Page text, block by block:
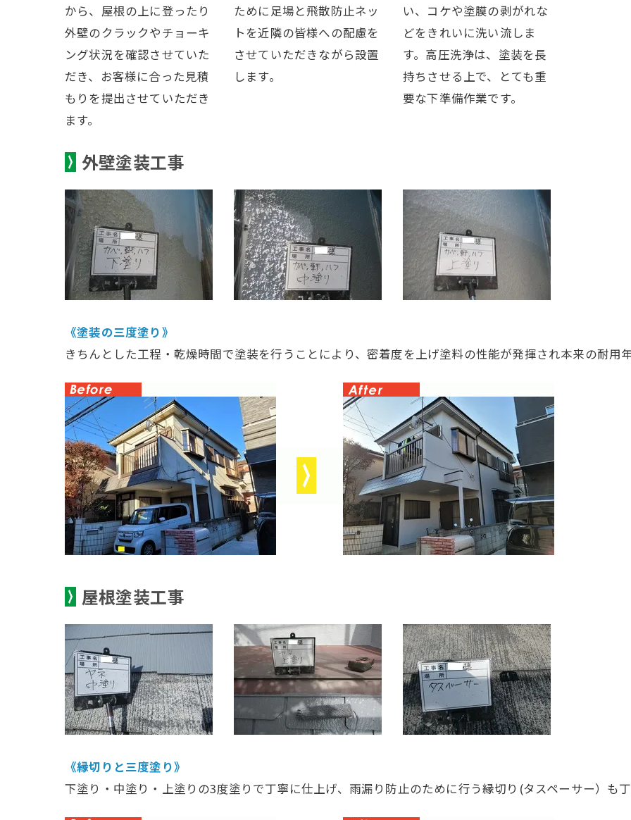
から、屋根の上に登ったり
外壁のクラックやチョーキ
ング状況を確認させていた
だき、お客様に合った見積
もりを提出させていただき
ます。
ために足場と飛散防止ネッ
トを近隣の皆様への配慮を
させていただきながら設置
します。
い、コケや塗膜の剥がれな
どをきれいに洗い流しま
す。高圧洗浄は、塗装を長
持ちさせる上で、とても重
要な下準備作業です。
外壁塗装工事
《塗装の三度塗り》
きちんとした工程・乾燥時間で塗装を行うことにより、密着度を上げ塗料の性能が発揮され本来の耐用
屋根塗装工事
《縁切りと三度塗り》
下塗り・中塗り・上塗りの3度塗りで丁寧に仕上げ、雨漏り防止のために行う縁切り(タスペーサー）も